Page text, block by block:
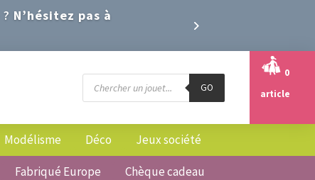
N’hésitez pas à
Recherche
produits
GO
0
article
Modélisme Déco Jeux société
Fabriqué Europe Chèque cadeau